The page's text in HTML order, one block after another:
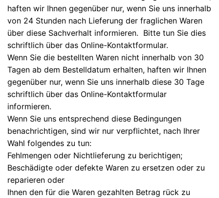
haften wir Ihnen gegenüber nur, wenn Sie uns innerhalb
von 24 Stunden nach Lieferung der fraglichen Waren
über diese Sachverhalt informieren. Bitte tun Sie dies
schriftlich über das Online-Kontaktformular.
Wenn Sie die bestellten Waren nicht innerhalb von 30
Tagen ab dem Bestelldatum erhalten, haften wir Ihnen
gegenüber nur, wenn Sie uns innerhalb diese 30 Tage
schriftlich über das Online-Kontaktformular
informieren.
Wenn Sie uns entsprechend diese Bedingungen
benachrichtigen, sind wir nur verpflichtet, nach Ihrer
Wahl folgendes zu tun:
Fehlmengen oder Nichtlieferung zu berichtigen;
Beschädigte oder defekte Waren zu ersetzen oder zu
reparieren oder
Ihnen den für die Waren gezahlten Betrag rück zu